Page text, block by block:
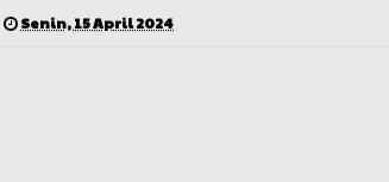
Senin, 15 April 2024